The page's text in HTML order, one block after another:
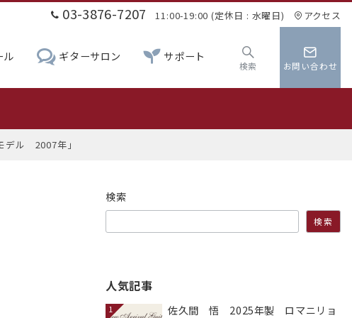
03-3876-7207 11:00-19:00 (定休日 : 水曜日) アクセス
ル ギターサロン サポート
検索 お問い合わせ
16:00
デル 2007年」
検索
検索
人気記事
1
佐久間 悟 2025年製 ロマニリョ